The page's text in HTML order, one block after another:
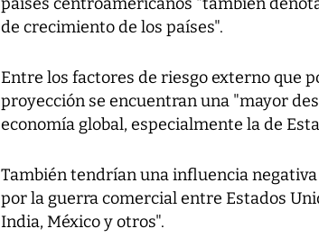
de crecimiento de los países".
Entre los factores de riesgo externo que
proyección se encuentran una "mayor
economía global, especialmente la de
También tendrían una influencia
por la guerra comercial entre Estados
India, México y otros".